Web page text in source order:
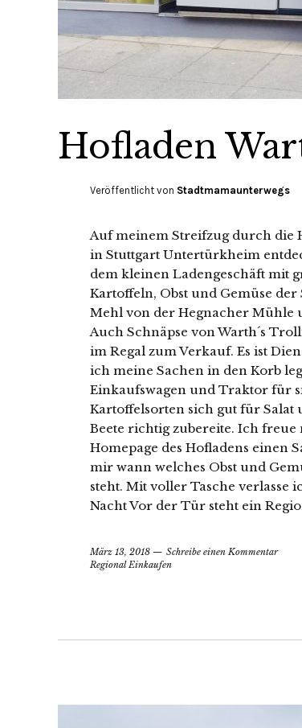
Hofladen
Veröffentlicht von Stadtmamaunterwegs
Auf meinem Streifzug durch die
in Stuttgart Untertürkheim
dem kleinen Ladengeschäft mit
Kartoffeln, Obst und Gemüse der
Mehl von der Hegnacher Mühle
Auch Schnäpse von Warth´s
im Regal zum Verkauf. Es ist
ich meine Sachen in den Korb
Einkaufswagen und Traktor für
Kartoffelsorten sich gut für Salat
Beete richtig zubereite. Ich
Homepage des Hofladens einen
mir wann welches Obst und
steht. Mit voller Tasche verlasse
Nacht Vor der Tür steht ein
März 13, 2018
Schreibe einen Kommentar
Regional Einkaufen